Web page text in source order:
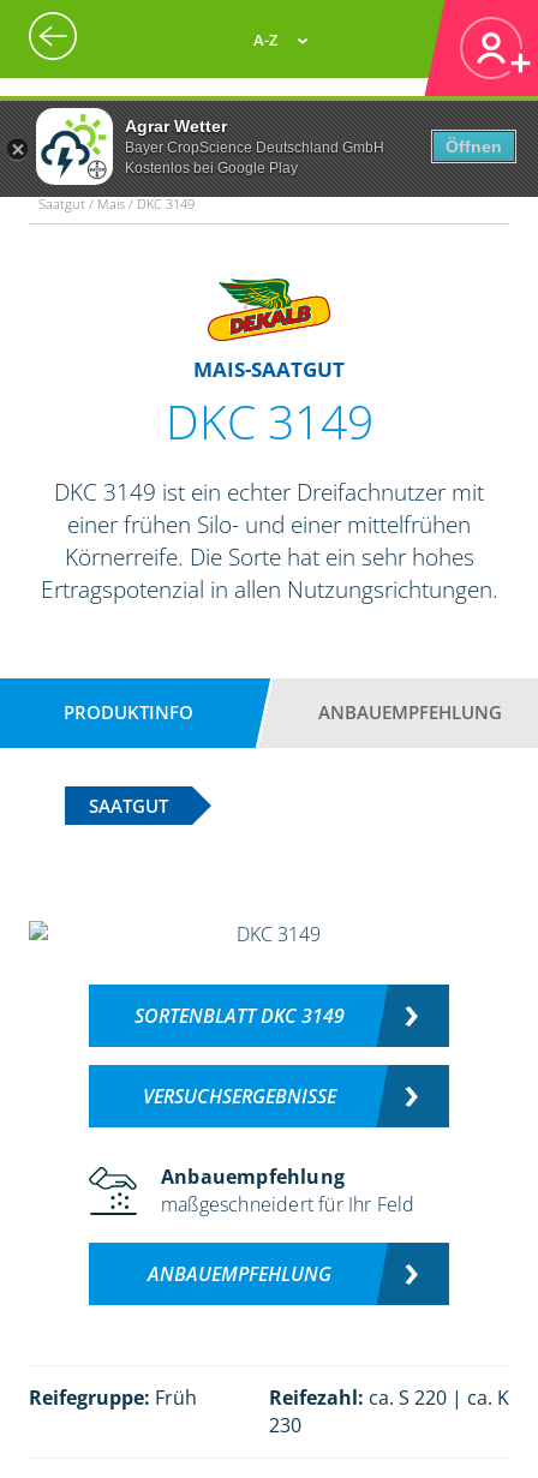
Agrar Wetter
Bayer CropScience Deutschland GmbH
Kostenlos bei Google Play
Öffnen
A-Z
Saatgut / Mais / DKC 3149
MAIS-SAATGUT
DKC 3149
DKC 3149 ist ein echter Dreifachnutzer mit
einer frühen Silo- und einer mittelfrühen
Körnerreife. Die Sorte hat ein sehr hohes
Ertragspotenzial in allen Nutzungsrichtungen.
PRODUKTINFO ANBAUEMPFEHLUNG
SAATGUT
SORTENBLATT DKC 3149
VERSUCHSERGEBNISSE
Anbauempfehlung
maßgeschneidert für Ihr Feld
ANBAUEMPFEHLUNG
Reifegruppe: Früh Reifezahl: ca. S 220 | ca. K
230